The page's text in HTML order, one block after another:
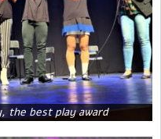
the best play award